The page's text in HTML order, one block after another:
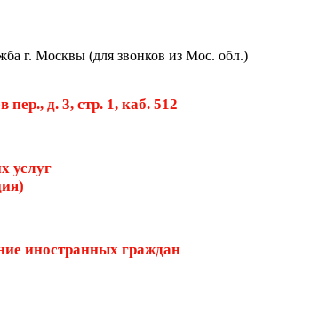
г. Москвы (для звонков из Мос. обл.)
д. 3, стр. 1, каб. 512
услуг
иностранных граждан